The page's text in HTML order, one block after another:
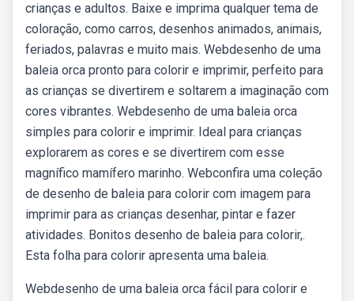
crianças e adultos. Baixe e imprima qualquer tema de
coloração, como carros, desenhos animados, animais,
feriados, palavras e muito mais. Webdesenho de uma
baleia orca pronto para colorir e imprimir, perfeito para
as crianças se divertirem e soltarem a imaginação com
cores vibrantes. Webdesenho de uma baleia orca
simples para colorir e imprimir. Ideal para crianças
explorarem as cores e se divertirem com esse
magnífico mamífero marinho. Webconfira uma coleção
de desenho de baleia para colorir com imagem para
imprimir para as crianças desenhar, pintar e fazer
atividades. Bonitos desenho de baleia para colorir,.
Esta folha para colorir apresenta uma baleia.
Webdesenho de uma baleia orca fácil para colorir e